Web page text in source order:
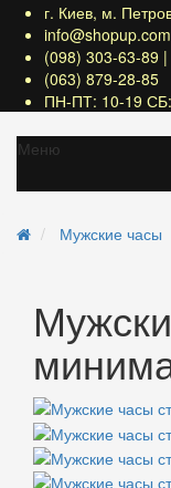
г. Киев, м.
(098) 303-63-89
(063) 879-28-85
ПН-ПТ: 10-19
Меню
Мужские часы